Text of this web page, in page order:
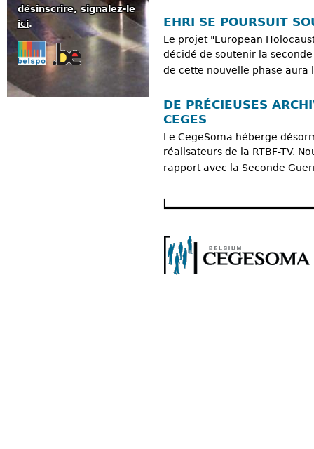
EHRI SE POURSUIT
Le projet "European
décidé de soutenir la
de cette nouvelle phase aura
DE PRÉCIEUSES
CEGES
Le CegeSoma héberge
réalisateurs de la RTBF-TV.
rapport avec la Seconde
désinscrire, signalez-le
ici.